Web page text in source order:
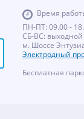
Время
ПН-ПТ: 09.00 -
СБ-ВС: выходной
м. Шоссе
Электродный
Бесплатная